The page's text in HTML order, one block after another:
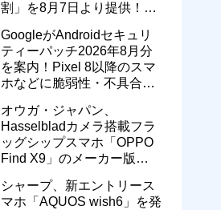
割」を8月7日より提供！親
550円割引に
GoogleがAndroidセキュリ
ティーパッチ2026年8月分
を案内！Pixel 8以降のスマ
ホなどに脆弱性・不具合の
新が提供開始
オウガ・ジャパン、
Hasselbladカメラ搭載フラ
ッグシップスマホ「OPPO
Find X9」のメーカー版
げ！15万9800円に
シャープ、新エントリース
マホ「AQUOS wish6」を発